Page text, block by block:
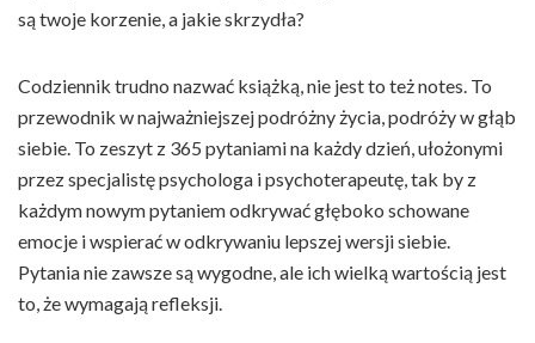
są twoje korzenie, a jakie skrzydła?
Codziennik trudno nazwać książką, nie jest to też notes. To
przewodnik w najważniejszej podróżny życia, podróży w głąb
siebie. To zeszyt z 365 pytaniami na każdy dzień, ułożonymi
przez specjalistę psychologa i psychoterapeutę, tak by z
każdym nowym pytaniem odkrywać głęboko schowane
emocje i wspierać w odkrywaniu lepszej wersji siebie.
Pytania nie zawsze są wygodne, ale ich wielką wartością jest
to, że wymagają refleksji.